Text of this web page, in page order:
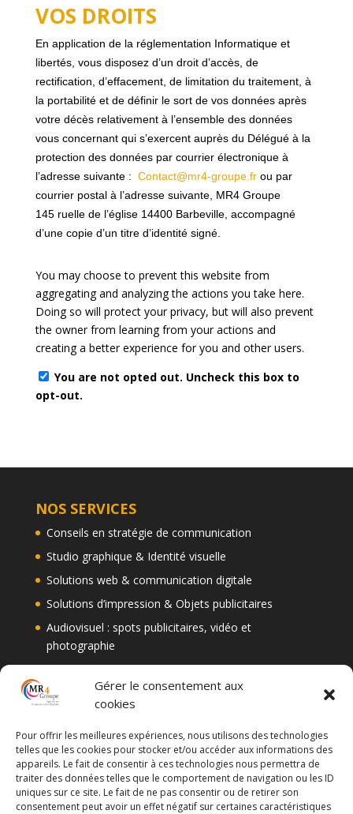
Gérer le consentement aux
cookies
Pour offrir les meilleures expériences, nous utilisons des technologies
telles que les cookies pour stocker et/ou accéder aux informations des
appareils. Le fait de consentir à ces technologies nous permettra de
traiter des données telles que le comportement de navigation ou les ID
uniques sur ce site. Le fait de ne pas consentir ou de retirer son
consentement peut avoir un effet négatif sur certaines caractéristiques
VOS DROITS
En application de la réglementation Informatique et
libertés, vous disposez d’un droit d’accès, de
rectification, d’effacement, de limitation du traitement, à
la portabilité et de définir le sort de vos données après
votre décès relativement à l’ensemble des données
vous concernant qui s’exercent auprès du Délégué à la
protection des donnéespar courrier électronique à
l’adresse suivante : Contact@mr4-groupe.frou par
courrier postal à l’adresse suivante, MR4 Groupe
145 ruelle de l’église 14400 Barbeville, accompagné
d’une copie d’un titre d’identité signé.
You may choose to prevent this website from
aggregating and analyzing the actions you take here.
Doing so will protect your privacy, but will also prevent
the owner from learning from your actions and
creating a better experience for you and other users.
You are not opted out. Uncheck this box to
opt-out.
NOS SERVICES
Conseils en stratégie de communication
Studio graphique & Identité visuelle
Solutions web & communication digitale
Solutions d’impression & Objets publicitaires
Audiovisuel : spots publicitaires, vidéo et
photographie
NOUS CONTACTER
Formulaire de contact